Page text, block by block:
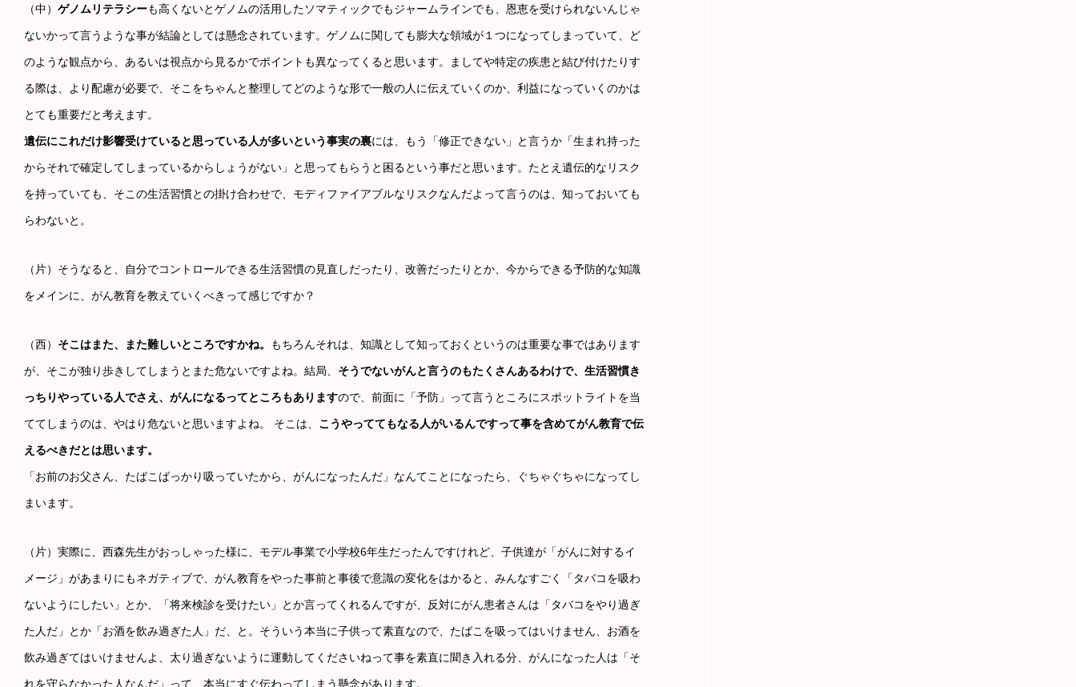
（中） ゲノムリテラシーも高くないとゲノムの活用したソマティックでもジャームラインでも、恩恵を受けられないんじゃ
ないかって言うような事が結論としては懸念されています。ゲノムに関しても膨大な領域が１つになってしまっていて、ど
のような観点から、あるいは視点から見るかでポイントも異なってくると思います。ましてや特定の疾患と結び付けたりす
る際は、より配慮が必要で、そこをちゃんと整理してどのような形で一般の人に伝えていくのか、利益になっていくのかは
とても重要だと考えます。
遺伝にこれだけ影響受けていると思っている人が多いという事実の裏には、もう「修正できない」と言うか「生まれ持った
からそれで確定してしまっているからしょうがない」と思ってもらうと困るという事だと思います。たとえ遺伝的なリスク
を持っていても、そこの生活習慣との掛け合わせで、モディファイアブルなリスクなんだよって言うのは、知っておいても
らわないと。
（片）そうなると、自分でコントロールできる生活習慣の見直しだったり、改善だったりとか、今からできる予防的な知識
をメインに、がん教育を教えていくべきって感じですか？
（西） そこはまた、また難しいところですかね。 もちろんそれは、知識として知っておくというのは重要な事ではあります
が、そこが独り歩きしてしまうとまた危ないですよね。結局、 そうでないがんと言うのもたくさんあるわけで、生活習慣き
っちりやっている人でさえ、がんになるってところもありますので、前面に「予防」って言うところにスポットライトを当
ててしまうのは、やはり危ないと思いますよね。 そこは、 こうやっててもなる人がいるんですって事を含めてがん教育で伝
えるべきだとは思います。
「お前のお父さん、たばこばっかり吸っていたから、がんになったんだ」なんてことになったら、ぐちゃぐちゃになってし
まいます。
（片）実際に、西森先生がおっしゃった様に、モデル事業で小学校6年生だったんですけれど、子供達が「がんに対するイ
メージ」があまりにもネガティブで、がん教育をやった事前と事後で意識の変化をはかると、みんなすごく「タバコを吸わ
ないようにしたい」とか、「将来検診を受けたい」とか言ってくれるんですが、反対にがん患者さんは「タバコをやり過ぎ
た人だ」とか「お酒を飲み過ぎた人」だ、と。そういう本当に子供って素直なので、たばこを吸ってはいけません、お酒を
飲み過ぎてはいけませんよ、太り過ぎないように運動してくださいねって事を素直に聞き入れる分、がんになった人は「そ
れを守らなかった人なんだ」って、本当にすぐ伝わってしまう懸念があります。